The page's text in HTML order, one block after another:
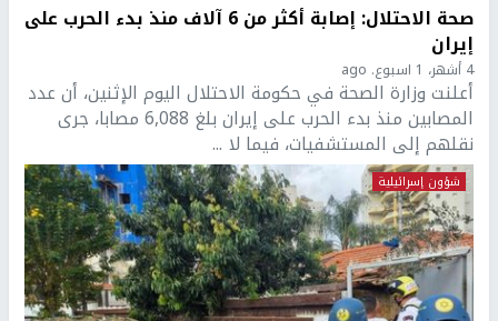
صحة الاحتلال: إصابة أكثر من 6 آلاف منذ بدء الحرب على
إيران
4 أشهر، 1 اسبوع. ago
أعلنت وزارة الصحة في حكومة الاحتلال اليوم الإثنين، أن عدد
المصابين منذ بدء الحرب على إيران بلغ 6,088 مصابا، جرى
نقلهم إلى المستشفيات، فيما لا ...
شؤون إسرائيلية